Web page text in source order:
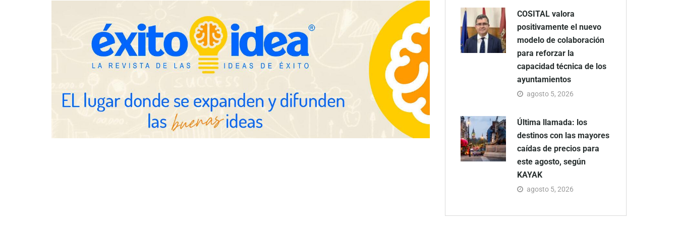
UrbanPay lanza en 19 mercados
europeos su solución de pagos
inmobiliarios: hasta 82% de ahorro
Gestoría Online reduce a unas
horas el alta de autónomo
The Factory School explica por
qué aprender herramientas de IA
ya no es suficiente para los
COSITAL valora
positivamente el nuevo
modelo de colaboración
para reforzar la
capacidad técnica de los
ayuntamientos
agosto 5, 2026
Última llamada: los
destinos con las mayores
caídas de precios para
este agosto, según
KAYAK
agosto 5, 2026